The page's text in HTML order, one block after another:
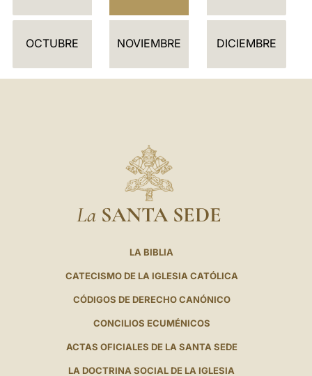
R
OCTUBRE NOVIEMBRE DICIEMBRE
La SANTA SEDE
LA BIBLIA
CATECISMO DE LA IGLESIA CATÓLICA
CÓDIGOS DE DERECHO CANÓNICO
CONCILIOS ECUMÉNICOS
ACTAS OFICIALES DE LA SANTA SEDE
LA DOCTRINA SOCIAL DE LA IGLESIA